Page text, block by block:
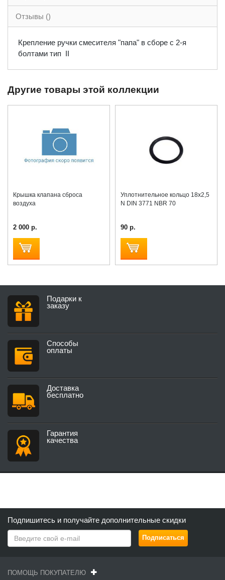
Отзывы ()
Крепление ручки смесителя "папа" в сборе с 2-я
болтами тип II
Другие товары этой коллекции
Крышка клапана сброса
воздуха
2 000 р.
Уплотнительное кольцо 18х2,5
N DIN 3771 NBR 70
90 р.
Подарки к
заказу
Способы
оплаты
Доставка
бесплатно
Гарантия
качества
Подпишитесь и получайте дополнительные скидки
ПОМОЩЬ ПОКУПАТЕЛЮ